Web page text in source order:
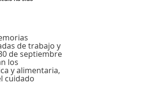
de trabajo y
de septiembre
los
y alimentaria,
cuidado